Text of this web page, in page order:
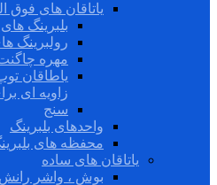
یاتاقان های فوق
بلبرینگ
رولبرینگ
مهره
یاطاقان
زاویه ای
سنج
واحدهای بلبرینگ
محفظه های
یاتاقان های ساده
بوش ، واشر رانش